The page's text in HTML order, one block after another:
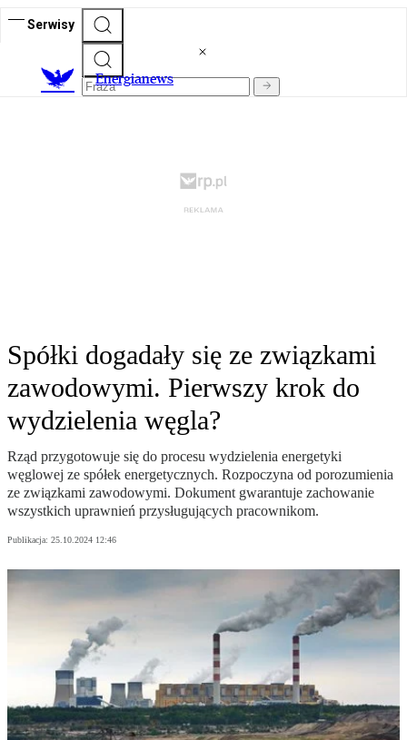
Serwisy
Energianews
Spółki dogadały się ze związkami
zawodowymi. Pierwszy krok do
wydzielenia węgla?
Rząd przygotowuje się do procesu wydzielenia energetyki
węglowej ze spółek energetycznych. Rozpoczyna od porozumienia
ze związkami zawodowymi. Dokument gwarantuje zachowanie
wszystkich uprawnień przysługujących pracownikom.
Publikacja: 25.10.2024 12:46